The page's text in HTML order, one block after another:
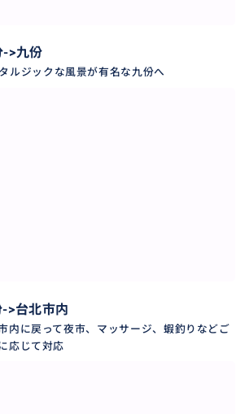
->九份
ルジックな風景が有名な九份へ
>台北市内
内に戻って夜市、マッサージ、蝦釣りなどご
応じて対応